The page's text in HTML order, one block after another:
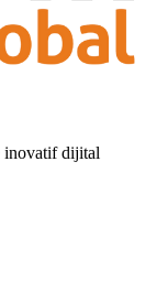
inovatif dijital